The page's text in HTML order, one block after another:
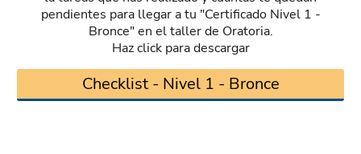
pendientes para llegar a tu "Certificado Nivel 1 -
Bronce" en el taller de Oratoria.
Haz click para descargar
Checklist - Nivel 1 - Bronce